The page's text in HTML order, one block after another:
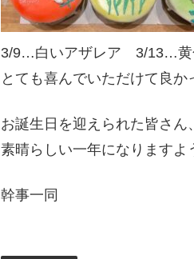
3/9…白いアザレア 3/13…黄
とても喜んでいただけて良か
お誕生日を迎えられた皆さ
素晴らしい一年になりますよ
幹事一同